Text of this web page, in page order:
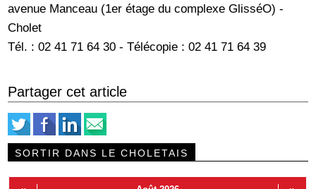
avenue Manceau (1er étage du complexe GlisséO) -
Cholet
Tél. : 02 41 71 64 30 - Télécopie : 02 41 71 64 39
Partager cet article
SORTIR DANS LE CHOLETAIS